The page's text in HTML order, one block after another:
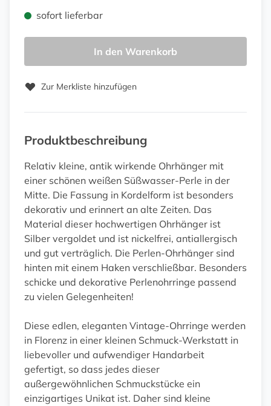
sofort lieferbar
In den Warenkorb
Zur Merkliste hinzufügen
Produktbeschreibung
Relativ kleine, antik wirkende Ohrhänger mit
einer schönen weißen Süßwasser-Perle in der
Mitte. Die Fassung in Kordelform ist besonders
dekorativ und erinnert an alte Zeiten. Das
Material dieser hochwertigen Ohrhänger ist
Silber vergoldet und ist nickelfrei, antiallergisch
und gut verträglich. Die Perlen-Ohrhänger sind
hinten mit einem Haken verschließbar. Besonders
schicke und dekorative Perlenohrringe passend
zu vielen Gelegenheiten!
Diese edlen, eleganten Vintage-Ohrringe werden
in Florenz in einer kleinen Schmuck-Werkstatt in
liebevoller und aufwendiger Handarbeit
gefertigt, so dass jedes dieser
außergewöhnlichen Schmuckstücke ein
einzigartiges Unikat ist. Daher sind kleine